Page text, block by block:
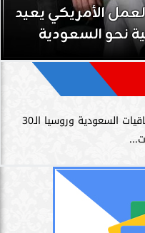
الأمريكي يعيد
نحو السعودية
سامر شقير: اتفاقيات السعودية وروسيا الـ30